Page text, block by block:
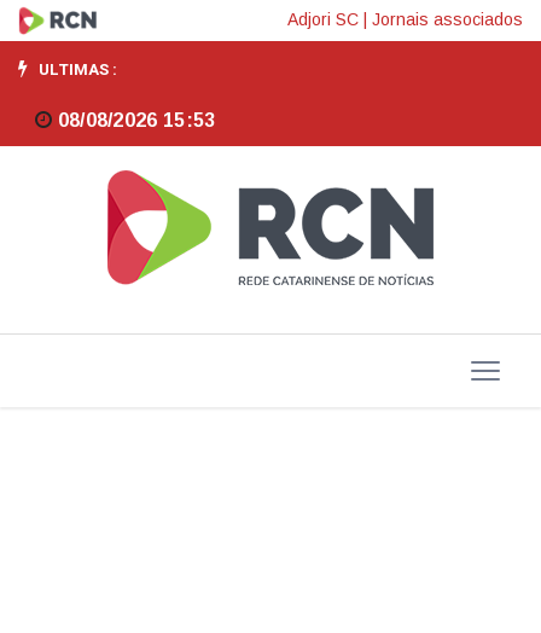
IA,
regulação
do
economia
dominam
Adjori SC Jornais associados
ULTIMAS :
08/08/2026 15:53